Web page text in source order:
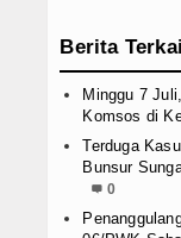
Berita
Minggu 7
Komsos di
Terduga
Bunsur
0